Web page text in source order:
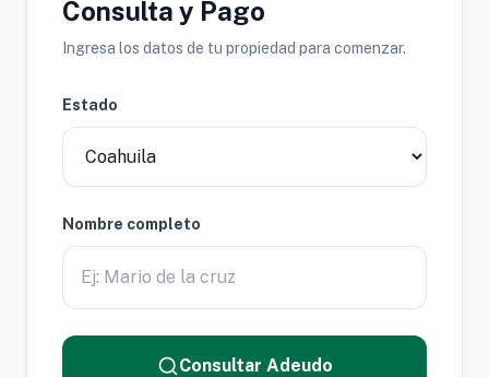
Consulta y Pago
Ingresa los datos de tu propiedad para comenzar.
Estado
Nombre completo
Consultar Adeudo